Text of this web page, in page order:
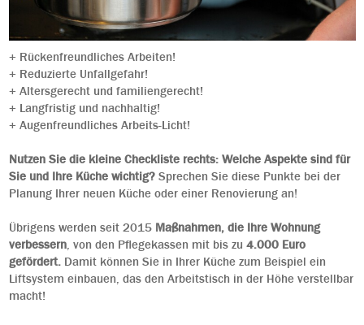
+ Rückenfreundliches Arbeiten!
+ Reduzierte Unfallgefahr!
+ Altersgerecht und familiengerecht!
+ Langfristig und nachhaltig!
+ Augenfreundliches Arbeits-Licht!
Nutzen Sie die kleine Checkliste rechts: Welche Aspekte sind für
Sie und Ihre Küche wichtig?Sprechen Sie diese Punkte bei der
Planung Ihrer neuen Küche oder einer Renovierung an!
Übrigens werden seit 2015 Maßnahmen, die Ihre Wohnung
verbessern, von den Pflegekassen mit bis zu 4.000 Euro
gefördert.Damit können Sie in Ihrer Küche zum Beispiel ein
Liftsystem einbauen, das den Arbeitstisch in der Höhe verstellbar
macht!